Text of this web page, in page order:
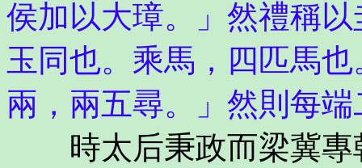
侯加以大璋。」然禮稱
玉同也。乘馬，四匹馬
兩，兩五尋。」然則每
時太后秉政而梁冀專